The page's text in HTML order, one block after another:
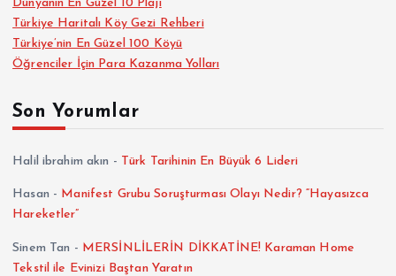
Dünyanın En Güzel 10 Plajı
Türkiye Haritalı Köy Gezi Rehberi
Türkiye’nin En Güzel 100 Köyü
Öğrenciler İçin Para Kazanma Yolları
Son Yorumlar
Halil ibrahim akın - Türk Tarihinin En Büyük 6 Lideri
Hasan - Manifest Grubu Soruşturması Olayı Nedir? “Hayasızca
Hareketler”
Sinem Tan - MERSİNLİLERİN DİKKATİNE! Karaman Home
Tekstil ile Evinizi Baştan Yaratın